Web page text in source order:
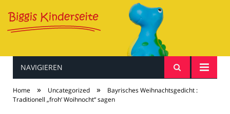
Baby & Kind
NAVIGIEREN
Home » Uncategorized »
Bayrisches Weihnachtsgedicht :
Traditionell „froh‘ Woihnocht“ sagen